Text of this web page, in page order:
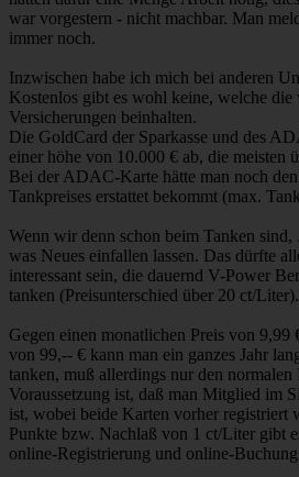
war vorgestern - nicht machbar. Man
immer noch.
Inzwischen habe ich mich bei anderen
Kostenlos gibt es wohl keine, welche die
Versicherungen beinhalten.
Die GoldCard der Sparkasse und des
einer höhe von 10.000 € ab, die meisten
Bei der ADAC-Karte hätte man noch
Tankpreises erstattet bekommt (max.
Wenn wir denn schon beim Tanken sind,
was Neues einfallen lassen. Das dürfte
interessant sein, die dauernd V-Power
tanken (Preisunterschied über 20 ct/Liter).
Gegen einen monatlichen Preis von 9,99
von 99,-- € kann man ein ganzes Jahr
tanken, muß allerdings nur den normalen
Voraussetzung ist, daß man Mitglied im
ist, wobei beide Karten vorher registriert
Punkte bzw. Nachlaß von 1 ct/Liter gibt
online-Registrierung und online-